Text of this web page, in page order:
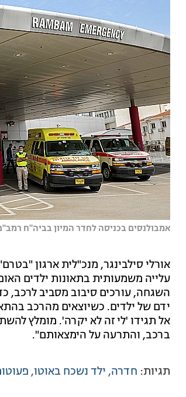
אמבולנסים בכניסה לחדר המיון בביה"ח רמב"ם
אורלי סילבינגר, מנכ"לית ארגון
עלייה משמעותית בתאונות ילדים
השגחה, עורכים סיבוב מסביב לרכב,
ידם של ילדים. כשיוצאים מהרכב
אל תגידו 'לי זה לא יקרה'. מומלץ
ברכב, והתרעה על הימצאותם".
תגיות: חדרה ילד נשכח באוטו